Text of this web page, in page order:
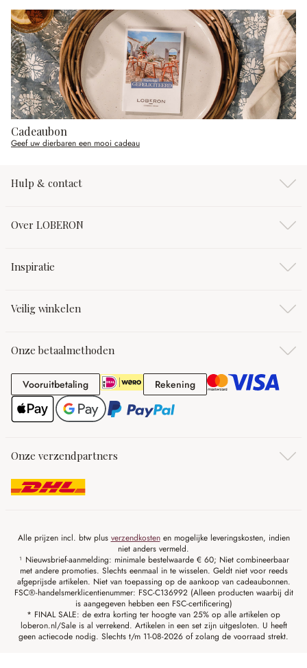
Cadeaubon
Geef uw dierbaren een mooi cadeau
Hulp & contact
Over LOBERON
Inspiratie
Veilig winkelen
Onze betaalmethoden
VooruitbetalingVooruitbetaling RekeningRekening
Onze verzendpartners
Alle prijzen incl. btw plus verzendkostenen mogelijke leveringskosten, indien
niet anders vermeld.
¹ Nieuwsbrief-aanmelding: minimale bestelwaarde € 60; Niet combineerbaar
met andere promoties. Slechts eenmaal in te wisselen. Geldt niet voor reeds
afgeprijsde artikelen. Niet van toepassing op de aankoop van cadeaubonnen.
FSC®-handelsmerklicentienummer: FSC-C136992 (Alleen producten waarbij dit
is aangegeven hebben een FSC-certificering)
* FINAL SALE: de extra korting ter hoogte van 25% op alle artikelen op
loberon.nl/Sale is al verrekend. Artikelen in een set zijn uitgesloten. U heeft
geen actiecode nodig. Slechts t/m 11-08-2026 of zolang de voorraad strekt.